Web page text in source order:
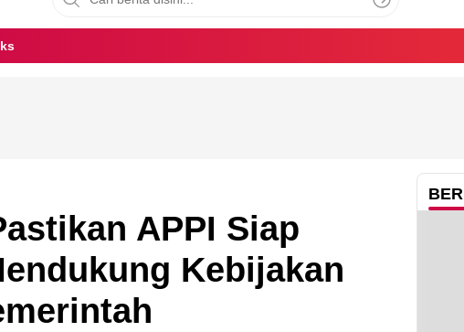
APPI Siap
Kebijakan